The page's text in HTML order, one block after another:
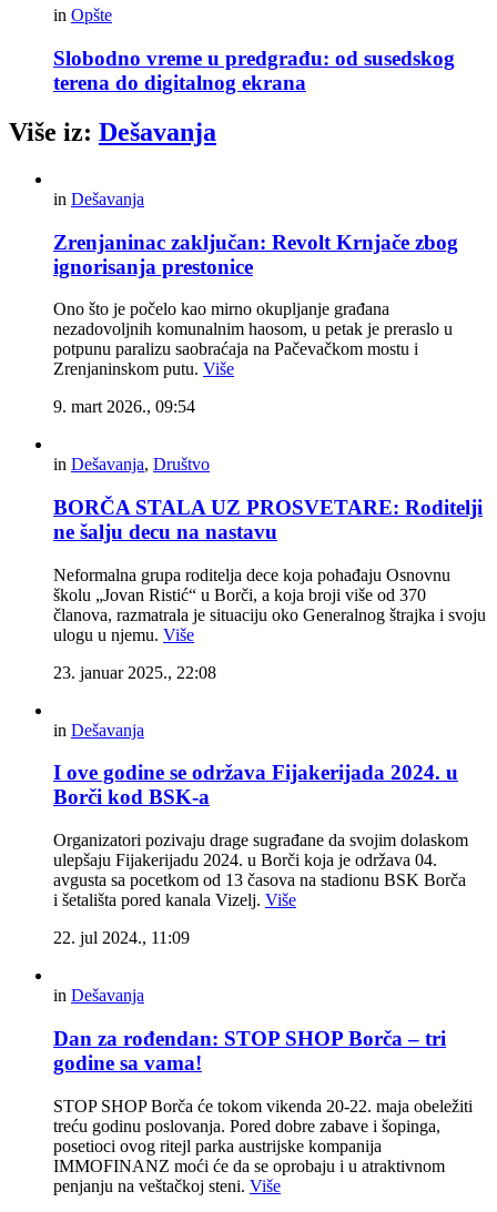
in Opšte
Slobodno vreme u predgrađu: od susedskog
terena do digitalnog ekrana
Više iz: Dešavanja
in Dešavanja
Zrenjaninac zaključan: Revolt Krnjače zbog
ignorisanja prestonice
Ono što je počelo kao mirno okupljanje građana
nezadovoljnih komunalnim haosom, u petak je preraslo u
potpunu paralizu saobraćaja na Pačevačkom mostu i
Zrenjaninskom putu. Više
9. mart 2026., 09:54
in Dešavanja, Društvo
BORČA STALA UZ PROSVETARE: Roditelji
ne šalju decu na nastavu
Neformalna grupa roditelja dece koja pohađaju Osnovnu
školu „Jovan Ristić“ u Borči, a koja broji više od 370
članova, razmatrala je situaciju oko Generalnog štrajka i svoju
ulogu u njemu. Više
23. januar 2025., 22:08
in Dešavanja
I ove godine se održava Fijakerijada 2024. u
Borči kod BSK-a
Organizatori pozivaju drage sugrađane da svojim dolaskom
ulepšaju Fijakerijadu 2024. u Borči koja je održava 04.
avgusta sa pocetkom od 13 časova na stadionu BSK Borča
i šetališta pored kanala Vizelj. Više
22. jul 2024., 11:09
in Dešavanja
Dan za rođendan: STOP SHOP Borča – tri
godine sa vama!
STOP SHOP Borča će tokom vikenda 20-22. maja obeležiti
treću godinu poslovanja. Pored dobre zabave i šopinga,
posetioci ovog ritejl parka austrijske kompanija
IMMOFINANZ moći će da se oprobaju i u atraktivnom
penjanju na veštačkoj steni. Više